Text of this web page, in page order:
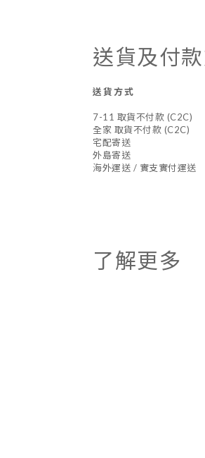
送貨及付
送貨方式
7-11 取貨不付款 (C2C)
全家 取貨不付款 (C2C)
宅配寄送
外島寄送
海外運送 / 實支實付運送
了解更多